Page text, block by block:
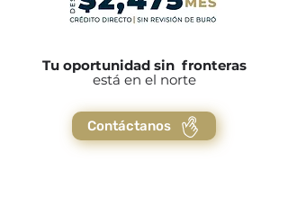
Tu oportunidad sin fronteras
está en el norte
Contáctanos